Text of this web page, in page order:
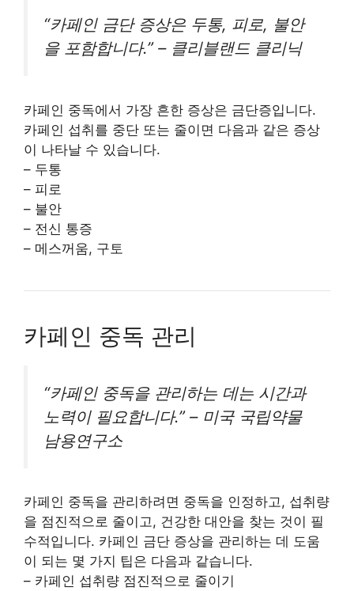
“카페인 금단 증상은 두통, 피로, 불안
을 포함합니다.” – 클리블랜드 클리닉
카페인 중독에서 가장 흔한 증상은 금단증입니다.
카페인 섭취를 중단 또는 줄이면 다음과 같은 증상
이 나타날 수 있습니다.
– 두통
– 피로
– 불안
– 전신 통증
– 메스꺼움, 구토
카페인 중독 관리
“카페인 중독을 관리하는 데는 시간과
노력이 필요합니다.” – 미국 국립약물
남용연구소
카페인 중독을 관리하려면 중독을 인정하고, 섭취량
을 점진적으로 줄이고, 건강한 대안을 찾는 것이 필
수적입니다. 카페인 금단 증상을 관리하는 데 도움
이 되는 몇 가지 팁은 다음과 같습니다.
– 카페인 섭취량 점진적으로 줄이기